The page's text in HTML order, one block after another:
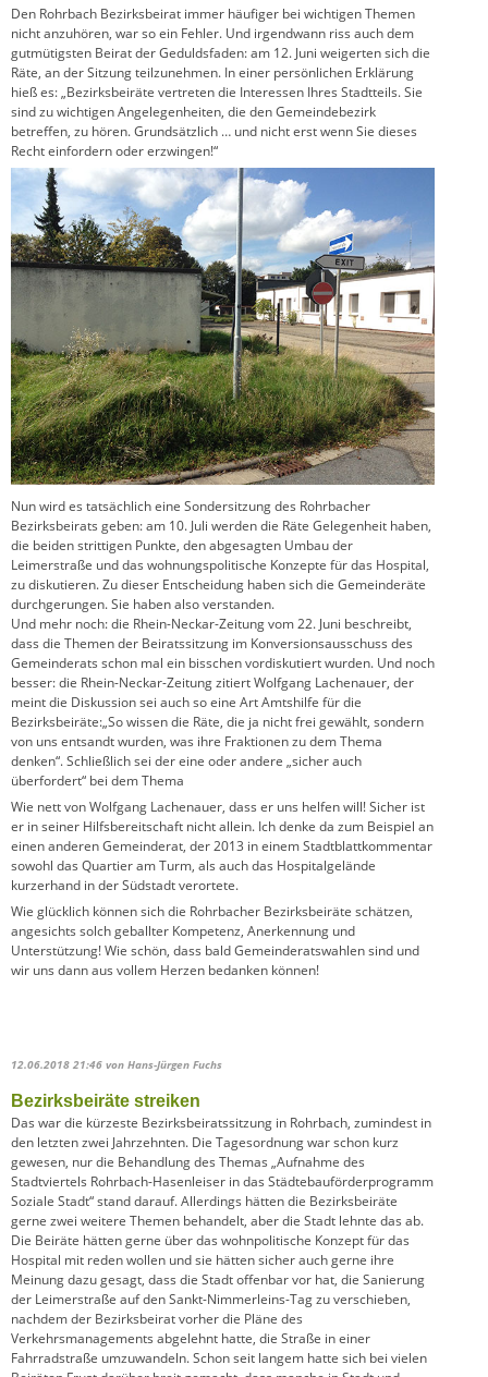
Den Rohrbach Bezirksbeirat immer häufiger bei wichtigen Themen
nicht anzuhören, war so ein Fehler. Und irgendwann riss auch dem
gutmütigsten Beirat der Geduldsfaden: am 12. Juni weigerten sich die
Räte, an der Sitzung teilzunehmen. In einer persönlichen Erklärung
hieß es: „Bezirksbeiräte vertreten die Interessen Ihres Stadtteils. Sie
sind zu wichtigen Angelegenheiten, die den Gemeindebezirk
betreffen, zu hören. Grundsätzlich … und nicht erst wenn Sie dieses
Recht einfordern oder erzwingen!“
Nun wird es tatsächlich eine Sondersitzung des Rohrbacher
Bezirksbeirats geben: am 10. Juli werden die Räte Gelegenheit haben,
die beiden strittigen Punkte, den abgesagten Umbau der
Leimerstraße und das wohnungspolitische Konzepte für das Hospital,
zu diskutieren. Zu dieser Entscheidung haben sich die Gemeinderäte
durchgerungen. Sie haben also verstanden.
Und mehr noch: die Rhein-Neckar-Zeitung vom 22. Juni beschreibt,
dass die Themen der Beiratssitzung im Konversionsausschuss des
Gemeinderats schon mal ein bisschen vordiskutiert wurden. Und noch
besser: die Rhein-Neckar-Zeitung zitiert Wolfgang Lachenauer, der
meint die Diskussion sei auch so eine Art Amtshilfe für die
Bezirksbeiräte:„So wissen die Räte, die ja nicht frei gewählt, sondern
von uns entsandt wurden, was ihre Fraktionen zu dem Thema
denken“. Schließlich sei der eine oder andere „sicher auch
überfordert“ bei dem Thema
Wie nett von Wolfgang Lachenauer, dass er uns helfen will! Sicher ist
er in seiner Hilfsbereitschaft nicht allein. Ich denke da zum Beispiel an
einen anderen Gemeinderat, der 2013 in einem Stadtblattkommentar
sowohl das Quartier am Turm, als auch das Hospitalgelände
kurzerhand in der Südstadt verortete.
Wie glücklich können sich die Rohrbacher Bezirksbeiräte schätzen,
angesichts solch geballter Kompetenz, Anerkennung und
Unterstützung! Wie schön, dass bald Gemeinderatswahlen sind und
wir uns dann aus vollem Herzen bedanken können!
12.06.2018 21:46 von Hans-Jürgen Fuchs
Bezirksbeiräte streiken
Das war die kürzeste Bezirksbeiratssitzung in Rohrbach, zumindest in
den letzten zwei Jahrzehnten. Die Tagesordnung war schon kurz
gewesen, nur die Behandlung des Themas „Aufnahme des
Stadtviertels Rohrbach-Hasenleiser in das Städtebauförderprogramm
Soziale Stadt“ stand darauf. Allerdings hätten die Bezirksbeiräte
gerne zwei weitere Themen behandelt, aber die Stadt lehnte das ab.
Die Beiräte hätten gerne über das wohnpolitische Konzept für das
Hospital mit reden wollen und sie hätten sicher auch gerne ihre
Meinung dazu gesagt, dass die Stadt offenbar vor hat, die Sanierung
der Leimerstraße auf den Sankt-Nimmerleins-Tag zu verschieben,
nachdem der Bezirksbeirat vorher die Pläne des
Verkehrsmanagements abgelehnt hatte, die Straße in einer
Fahrradstraße umzuwandeln. Schon seit langem hatte sich bei vielen